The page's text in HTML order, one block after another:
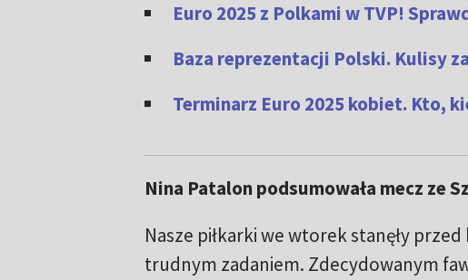
Euro 2025 z Polkami w TVP!
Baza reprezentacji Polski. Kulisy
Terminarz Euro 2025 kobiet. Kto,
Nina Patalon podsumowała mecz ze
Nasze piłkarki we wtorek stanęły
trudnym zadaniem. Zdecydowanym